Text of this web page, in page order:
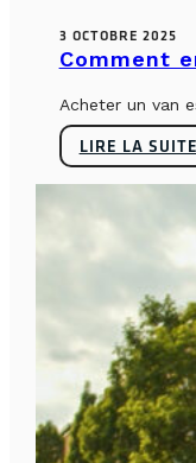
3 OCTOBRE 2025
Comment
Acheter un van
LIRE LA SUITE